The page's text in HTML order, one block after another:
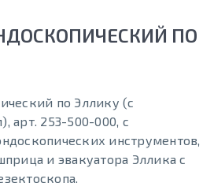
ПО
по Эллику (с
арт. 253-500-000, с
инструментов,
и эвакуатора Эллика с